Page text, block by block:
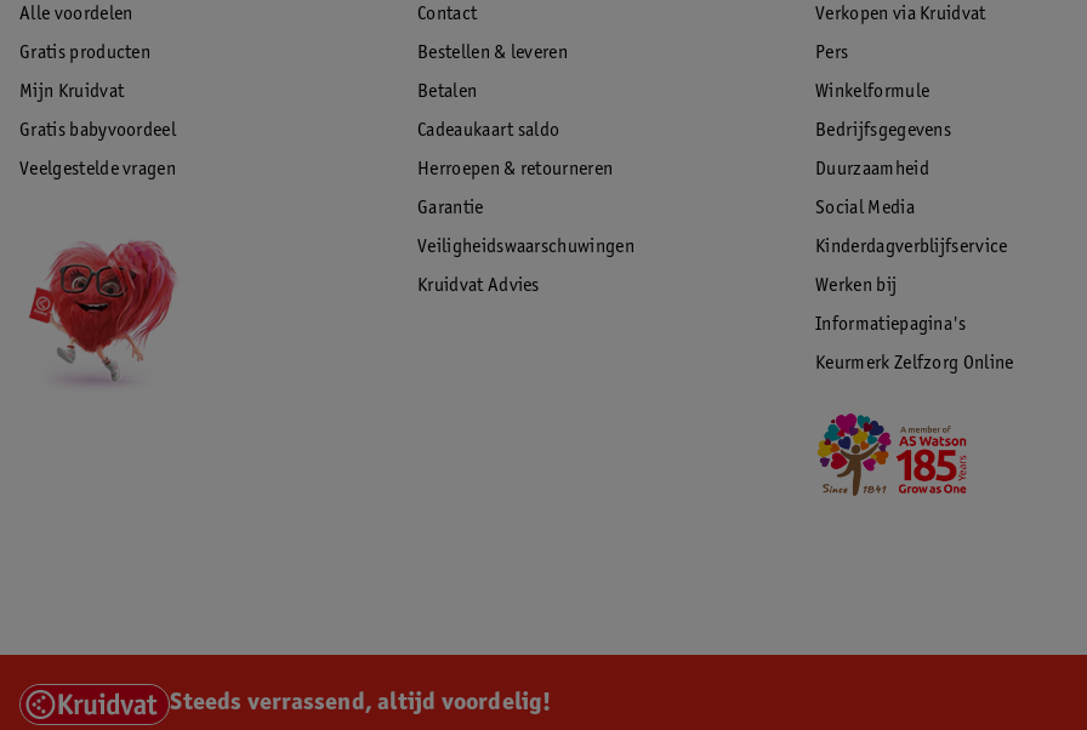
Alle voordelen
Gratis producten
Mijn Kruidvat
Gratis babyvoordeel
Veelgestelde vragen
Contact
Bestellen & leveren
Betalen
Cadeaukaart saldo
Herroepen & retourneren
Garantie
Veiligheidswaarschuwingen
Kruidvat Advies
Verkopen via Kruidvat
Pers
Winkelformule
Bedrijfsgegevens
Duurzaamheid
Social Media
Kinderdagverblijfservice
Werken bij
Informatiepagina's
Keurmerk Zelfzorg Online
Steeds verrassend, altijd voordelig!